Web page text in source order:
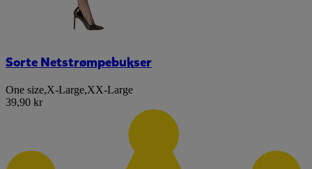
Sorte Netstrømpebukser
One size,X-Large,XX-Large
39,90 kr